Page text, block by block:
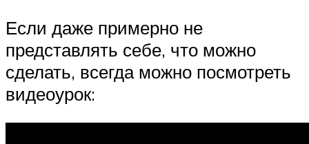
Если даже примерно не
представлять себе, что можно
сделать, всегда можно посмотреть
видеоурок: